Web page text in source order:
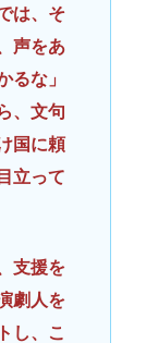
は、そ
声をあ
るな」
、文句
国に頼
立って
支援を
劇人を
し、こ